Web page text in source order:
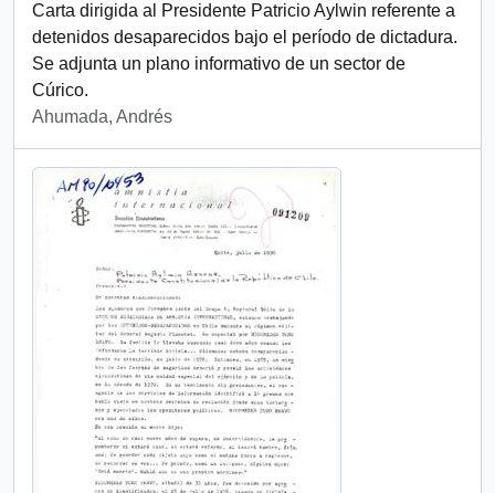
Carta dirigida al Presidente Patricio Aylwin referente a
detenidos desaparecidos bajo el período de dictadura.
Se adjunta un plano informativo de un sector de
Cúrico.
Ahumada, Andrés